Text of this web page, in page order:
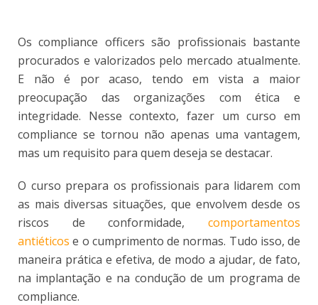
Os compliance officers são profissionais bastante
procurados e valorizados pelo mercado atualmente.
E não é por acaso, tendo em vista a maior
preocupação das organizações com ética e
integridade. Nesse contexto, fazer um curso em
compliance se tornou não apenas uma vantagem,
mas um requisito para quem deseja se destacar.
O curso prepara os profissionais para lidarem com
as mais diversas situações, que envolvem desde os
riscos de conformidade, comportamentos
antiéticos e o cumprimento de normas. Tudo isso, de
maneira prática e efetiva, de modo a ajudar, de fato,
na implantação e na condução de um programa de
compliance.